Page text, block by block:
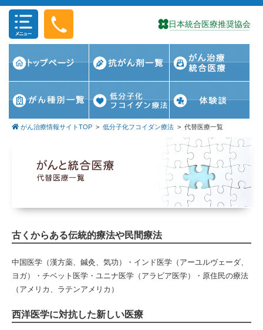
コンテンツに移動
がん治療情報サイトTOP >低分子化フコイダン療法 >代替医療一覧
古くからある伝統的療法や民間療法
中国医学（漢方薬、鍼灸、気功）・インド医学（アーユルヴェーダ、
ヨガ）・チベット医学・ユニナ医学（アラビア医学）・原住民の療法
（アメリカ、ラテンアメリカ）
西洋医学に対抗した新しい医療